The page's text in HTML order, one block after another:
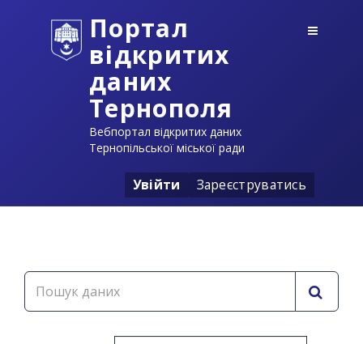
Портал
відкритих
даних
Тернополя
Вебпортал відкритих даних
Тернопільської міської ради
Увійти Зареєструватись